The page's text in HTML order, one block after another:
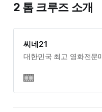
2 톰 크루즈 소개
씨네21
대한민국 최고 영화전문